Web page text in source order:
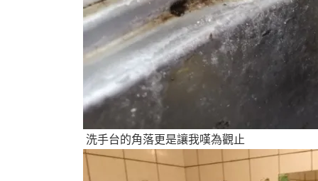
洗手台的角落更是讓我嘆為觀止